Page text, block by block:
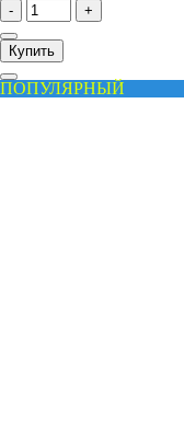
- +
Купить
ПОПУЛЯРНЫЙ